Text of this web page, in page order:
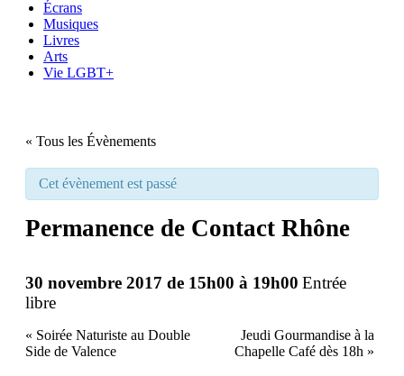
Écrans
Musiques
Livres
Arts
Vie LGBT+
« Tous les Évènements
Cet évènement est passé
Permanence de Contact Rhône
30 novembre 2017 de 15h00 à 19h00 Entrée
libre
« Soirée Naturiste au Double
Side de Valence
Jeudi Gourmandise à la
Chapelle Café dès 18h »